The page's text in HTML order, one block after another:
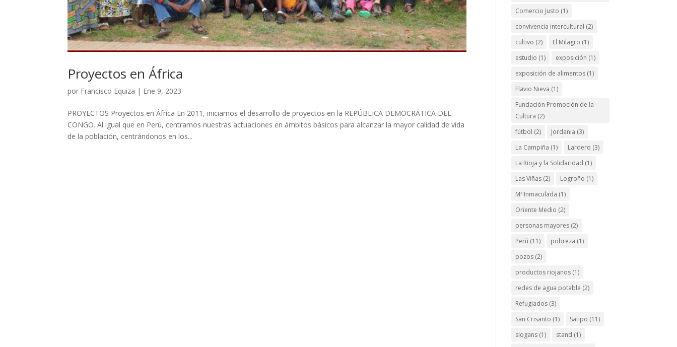
Proyectos en África
por Francisco Equiza | Ene 9, 2023
PROYECTOS Proyectos en África En 2011, iniciamos el desarrollo de proyectos en la REPÚBLICA DEMOCRÁTICA DEL
CONGO. Al igual que en Perú, centramos nuestras actuaciones en ámbitos básicos para alcanzar la mayor calidad de vida
de la población, centrándonos en los...
Comercio Justo (1)
convivencia intercultural (2)
cultivo (2) El Milagro (1)
estudio (1) exposición (1)
exposición de alimentos (1)
Flavio Nieva (1)
Fundación Promoción de la
Cultura (2)
fútbol (2) Jordania (3)
La Campiña (1) Lardero (3)
La Rioja y la Solidaridad (1)
Las Viñas (2) Logroño (1)
Mª Inmaculada (1)
Oriente Medio (2)
personas mayores (2)
Perú (11) pobreza (1)
pozos (2)
productos riojanos (1)
redes de agua potable (2)
Refugiados (3)
San Crisanto (1) Satipo (11)
slogans (1) stand (1)